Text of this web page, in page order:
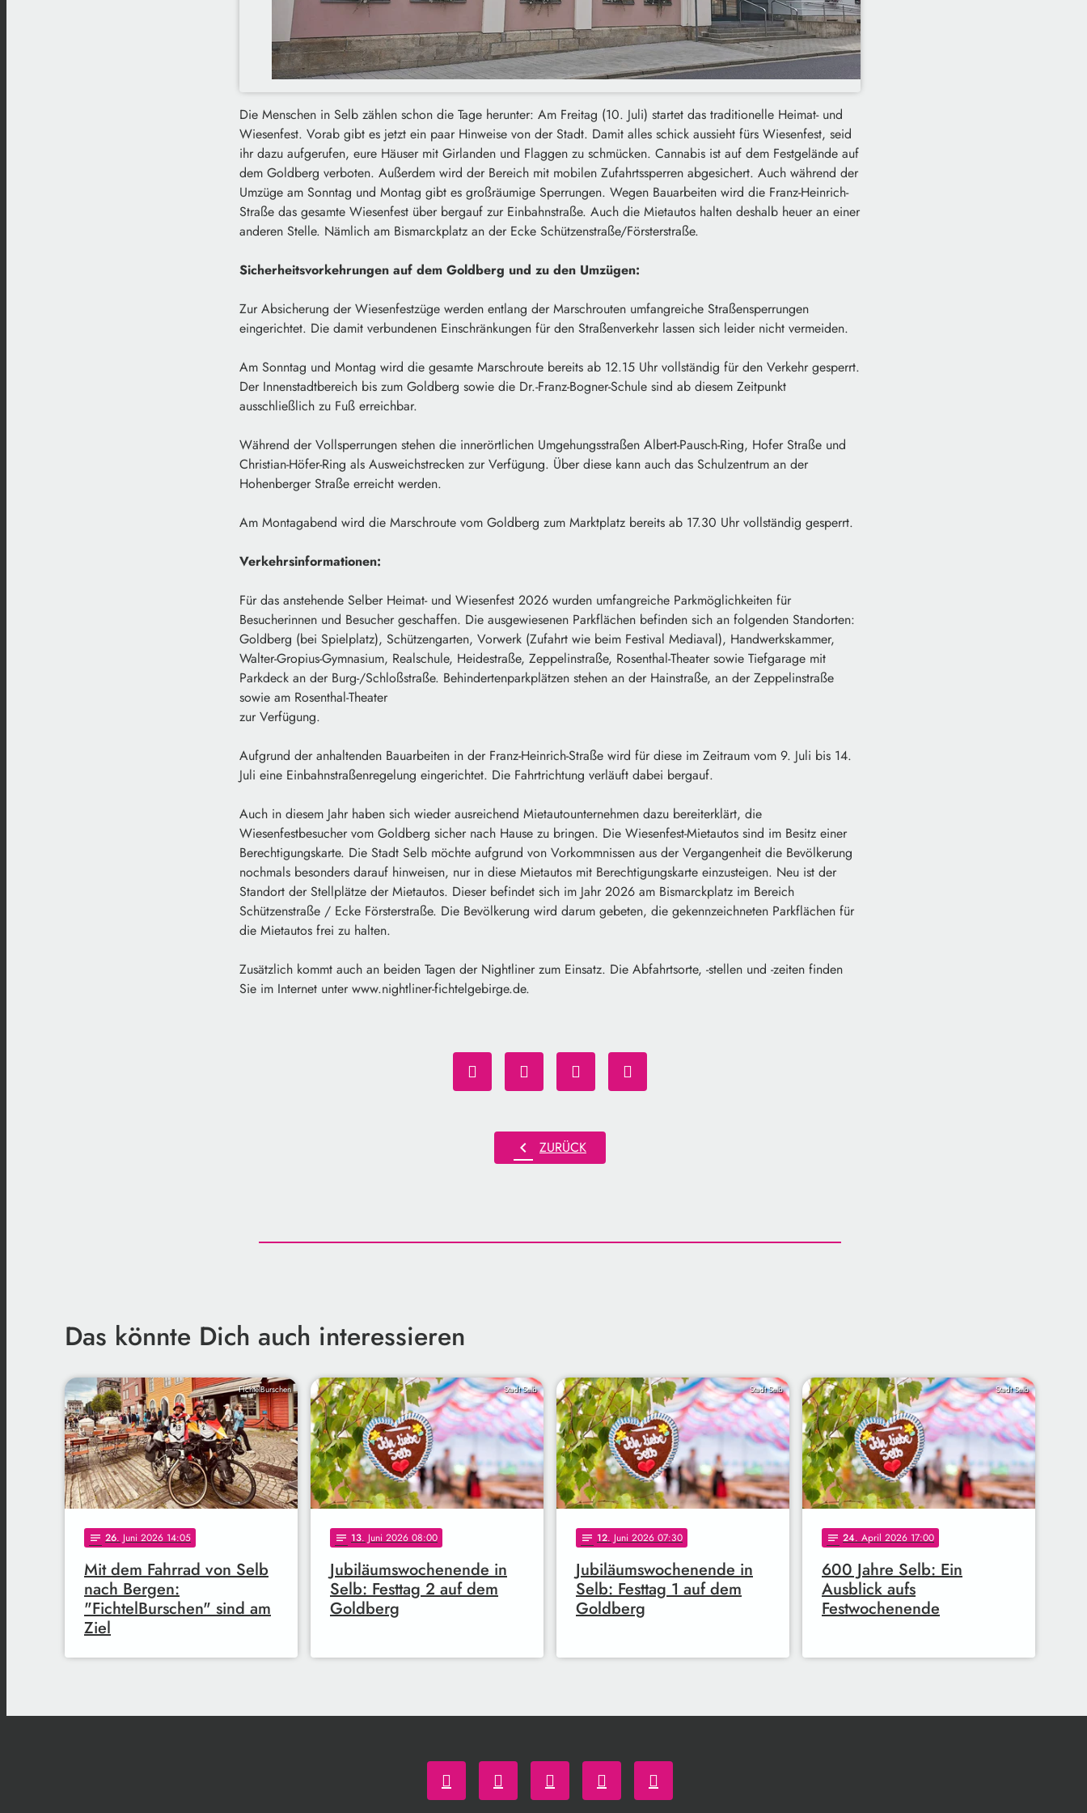
Die Menschen in Selb zählen schon die Tage herunter: Am Freitag (10. Juli) startet das traditionelle Heimat- und
Wiesenfest. Vorab gibt es jetzt ein paar Hinweise von der Stadt. Damit alles schick aussieht fürs Wiesenfest, seid
ihr dazu aufgerufen, eure Häuser mit Girlanden und Flaggen zu schmücken. Cannabis ist auf dem Festgelände auf
dem Goldberg verboten. Außerdem wird der Bereich mit mobilen Zufahrtssperren abgesichert. Auch während der
Umzüge am Sonntag und Montag gibt es großräumige Sperrungen. Wegen Bauarbeiten wird die Franz-Heinrich-
Straße das gesamte Wiesenfest über bergauf zur Einbahnstraße. Auch die Mietautos halten deshalb heuer an einer
anderen Stelle. Nämlich am Bismarckplatz an der Ecke Schützenstraße/Försterstraße.
Sicherheitsvorkehrungen auf dem Goldberg und zu den Umzügen:
Zur Absicherung der Wiesenfestzüge werden entlang der Marschrouten umfangreiche Straßensperrungen
eingerichtet. Die damit verbundenen Einschränkungen für den Straßenverkehr lassen sich leider nicht vermeiden.
Am Sonntag und Montag wird die gesamte Marschroute bereits ab 12.15 Uhr vollständig für den Verkehr gesperrt.
Der Innenstadtbereich bis zum Goldberg sowie die Dr.-Franz-Bogner-Schule sind ab diesem Zeitpunkt
ausschließlich zu Fuß erreichbar.
Während der Vollsperrungen stehen die innerörtlichen Umgehungsstraßen Albert-Pausch-Ring, Hofer Straße und
Christian-Höfer-Ring als Ausweichstrecken zur Verfügung. Über diese kann auch das Schulzentrum an der
Hohenberger Straße erreicht werden.
Am Montagabend wird die Marschroute vom Goldberg zum Marktplatz bereits ab 17.30 Uhr vollständig gesperrt.
Verkehrsinformationen:
Für das anstehende Selber Heimat- und Wiesenfest 2026 wurden umfangreiche Parkmöglichkeiten für
Besucherinnen und Besucher geschaffen. Die ausgewiesenen Parkflächen befinden sich an folgenden Standorten:
Goldberg (bei Spielplatz), Schützengarten, Vorwerk (Zufahrt wie beim Festival Mediaval), Handwerkskammer,
Walter-Gropius-Gymnasium, Realschule, Heidestraße, Zeppelinstraße, Rosenthal-Theater sowie Tiefgarage mit
Parkdeck an der Burg-/Schloßstraße. Behindertenparkplätzen stehen an der Hainstraße, an der Zeppelinstraße
sowie am Rosenthal-Theater
zur Verfügung.
Aufgrund der anhaltenden Bauarbeiten in der Franz-Heinrich-Straße wird für diese im Zeitraum vom 9. Juli bis 14.
Juli eine Einbahnstraßenregelung eingerichtet. Die Fahrtrichtung verläuft dabei bergauf.
Auch in diesem Jahr haben sich wieder ausreichend Mietautounternehmen dazu bereiterklärt, die
Wiesenfestbesucher vom Goldberg sicher nach Hause zu bringen. Die Wiesenfest-Mietautos sind im Besitz einer
Berechtigungskarte. Die Stadt Selb möchte aufgrund von Vorkommnissen aus der Vergangenheit die Bevölkerung
nochmals besonders darauf hinweisen, nur in diese Mietautos mit Berechtigungskarte einzusteigen. Neu ist der
Standort der Stellplätze der Mietautos. Dieser befindet sich im Jahr 2026 am Bismarckplatz im Bereich
Schützenstraße / Ecke Försterstraße. Die Bevölkerung wird darum gebeten, die gekennzeichneten Parkflächen für
die Mietautos frei zu halten.
Zusätzlich kommt auch an beiden Tagen der Nightliner zum Einsatz. Die Abfahrtsorte, -stellen und -zeiten finden
Sie im Internet unter www.nightliner-fichtelgebirge.de.
chevron_left ZURÜCK
Das könnte Dich auch interessieren
FichtelBurschen
notes 26. Juni 2026 14:05
Mit dem Fahrrad von Selb
nach Bergen:
"FichtelBurschen" sind am
Ziel
Stadt Selb
notes 13. Juni 2026 08:00
Jubiläumswochenende in
Selb: Festtag 2 auf dem
Goldberg
Stadt Selb
notes 12. Juni 2026 07:30
Jubiläumswochenende in
Selb: Festtag 1 auf dem
Goldberg
Stadt Selb
notes 24. April 2026 17:00
600 Jahre Selb: Ein
Ausblick aufs
Festwochenende